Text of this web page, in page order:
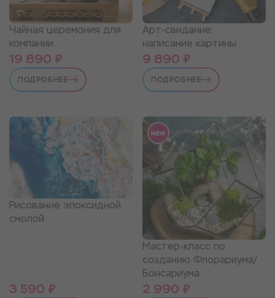
Чайная церемония для
компании
19 890 ₽
ПОДРОБНЕЕ
Арт-свидание:
написание картины
9 890 ₽
ПОДРОБНЕЕ
Рисование эпоксидной
смолой
3 590 ₽
Мастер-класс по
созданию Флорариума/
Бонсариума
2 990 ₽